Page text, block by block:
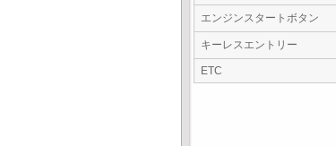
エンジンスタートボタン
キーレスエントリー
ETC